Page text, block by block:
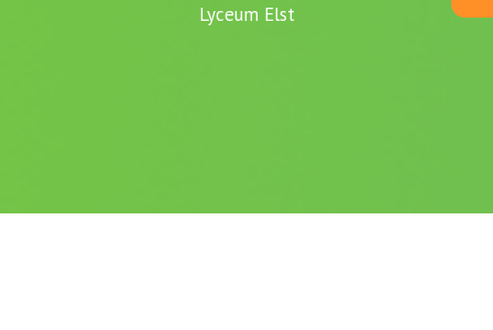
Lyceum Elst